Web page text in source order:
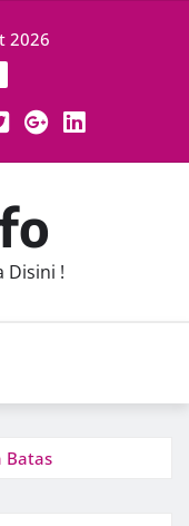
2026
Disini !
Batas